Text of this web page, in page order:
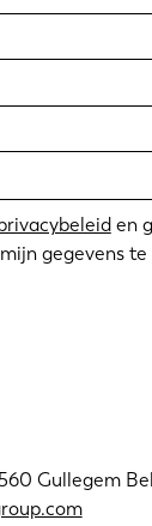
Gullegem
en
gegevens te